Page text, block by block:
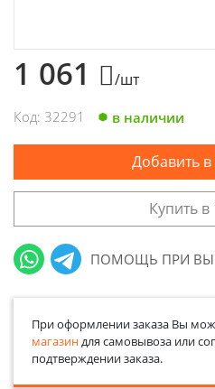
1 061 /шт
Код: 32291 в наличии
Добавить
Купить в
ПОМОЩЬ ПРИ
При оформлении заказа Вы
магазиндля самовывоза или
подтверждении заказа.